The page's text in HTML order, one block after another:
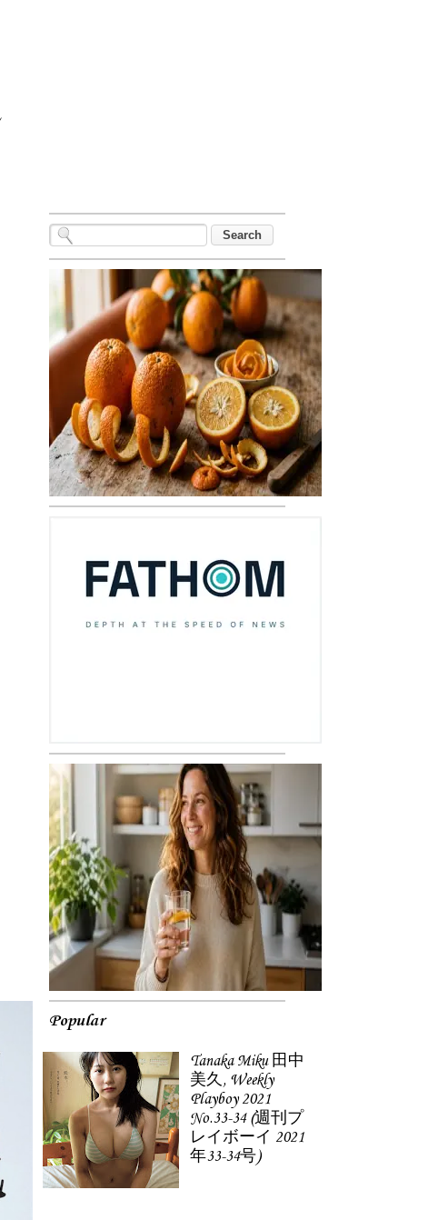
Popular
Tanaka Miku 田中
美久, Weekly
Playboy 2021
No.33-34 (週刊プ
レイボーイ 2021
年33-34号)